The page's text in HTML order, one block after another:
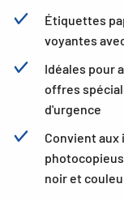
Étiquettes
voyantes
Idéales pour
offres
d'urgence
Convient aux
noir et